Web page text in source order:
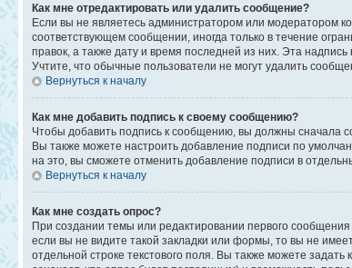
Как мне отредактировать или удалить сообщение?
Если вы не являетесь администратором или модератором
соответствующем сообщении, иногда только в течение
правок, а также дату и время последней из них. Эта
Учтите, что обычные пользователи не могут удалить
Вернуться к началу
Как мне добавить подпись к своему сообщению?
Чтобы добавить подпись к сообщению, вы должны сначала
Вы также можете настроить добавление подписи по
на это, вы сможете отменить добавление подписи в
Вернуться к началу
Как мне создать опрос?
При создании темы или редактировании первого
если вы не видите такой закладки или формы, то вы не
отдельной строке текстового поля. Вы также можете